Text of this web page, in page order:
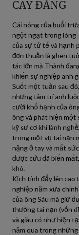
CAY ĐẮNG
Cái nóng của buổi
ngột ngạt trong lòng
của sự tử tế và hạnh
đơn thuần là ghen
tác lớn mà Thành
khiến sự nghiệp anh
Suốt một tuần sau
nhưng tâm trí anh
cười khổ hạnh của
ông và phát hiện một
kỹ sư cơ khí lành
trong một vụ tai nạn
nặng ở tay và mất
được cứu đã biến
khó.
Kịch tính đẩy lên cao
nghiệp năm xưa
của ông Sáu mà giữ
thường tai nạn (vốn
và giàu có như hiện
năm qua trong